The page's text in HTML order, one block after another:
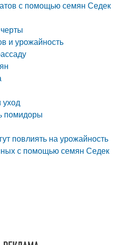
с помощью семян Седек
и урожайность
помидоры
повлиять на урожайность
с помощью семян Седек